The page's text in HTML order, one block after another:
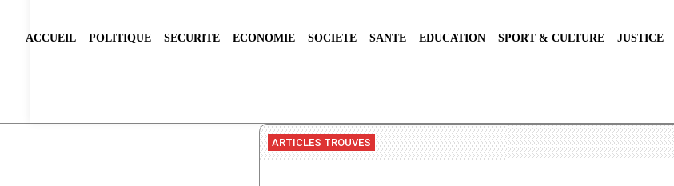
ACCUEIL POLITIQUE SECURITE ECONOMIE SOCIETE SANTE EDUCATION SPORT & CULTURE JUSTICE
ARTICLES TROUVES